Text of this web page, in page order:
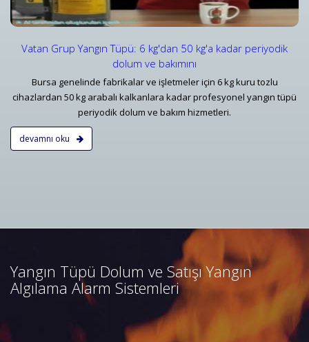
Vatan Grup Yangın Tüpü: 6 kg'dan 50 kg'a kadar periyodik
dolum ve bakımını
Bursa genelinde fabrikalar ve işletmeler için 6 kg kuru tozlu
cihazlardan 50 kg arabalı kalkanlara kadar profesyonel yangın tüpü
periyodik dolum ve bakım hizmetleri.
devamnı oku
Yangın Tüpü Dolum ve Satışı Yangın
Algılama Alarm Sistemleri
Bursa adresli ve konvansiyonel
yangın alarm sistemleri
projelendirme, duman, ısı,
kombine dedektörler, kontrol
panelleri ve yangın butonları
satış, bakım, montajı.
Devamını Oku